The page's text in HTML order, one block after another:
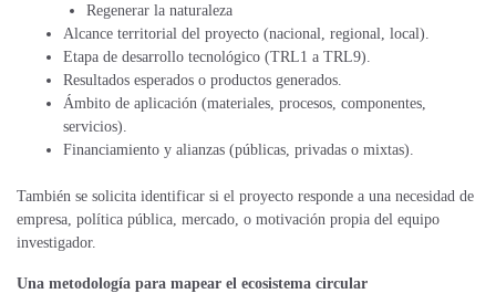
Regenerar la naturaleza
Alcance territorial del proyecto (nacional, regional, local).
Etapa de desarrollo tecnológico (TRL1 a TRL9).
Resultados esperados o productos generados.
Ámbito de aplicación (materiales, procesos, componentes,
servicios).
Financiamiento y alianzas (públicas, privadas o mixtas).
También se solicita identificar si el proyecto responde a una necesidad de
empresa, política pública, mercado, o motivación propia del equipo
investigador.
Una metodología para mapear el ecosistema circular